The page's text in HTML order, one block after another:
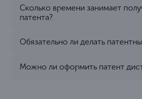
Сколько времени занимает
патента?
Обязательно ли делать
Можно ли оформить патент